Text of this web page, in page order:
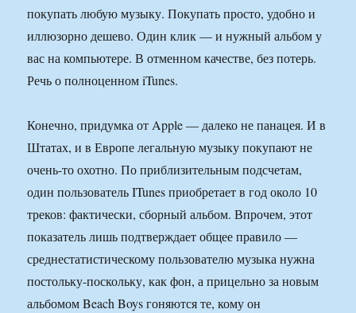
покупать любую музыку. Покупать просто, удобно и
иллюзорно дешево. Один клик — и нужный альбом у
вас на компьютере. В отменном качестве, без потерь.
Речь о полноценном iTunes.
Конечно, придумка от Apple — далеко не панацея. И в
Штатах, и в Европе легальную музыку покупают не
очень-то охотно. По приблизительным подсчетам,
один пользователь ITunes приобретает в год около 10
треков: фактически, сборный альбом. Впрочем, этот
показатель лишь подтверждает общее правило —
среднестатистическому пользователю музыка нужна
постольку-поскольку, как фон, а прицельно за новым
альбомом Beach Boys гоняются те, кому он